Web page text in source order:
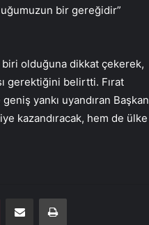
bir gereğidir”
biri olduğuna dikkat çekerek,
gerektiğini belirtti. Fırat
yankı uyandıran Başkan
kazandıracak, hem de ülke
Pocket E-Posta ile paylaş Yazdır